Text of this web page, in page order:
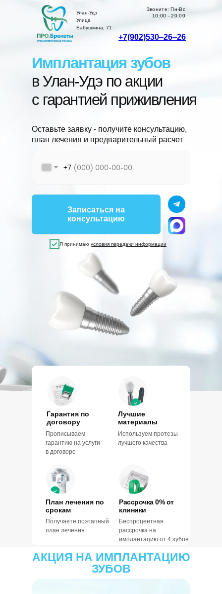
+7
Записаться на
консультацию
Оставьте заявку - получите консультацию,
план лечения и предварительный расчет
Имплантация зубов
в Улан-Удэ по акции
с гарантией приживления
Улан-Удэ
Улица
Бабушкина, 71
+7(902)530‒26‒26
Звоните: Пн-Вс
10:00 - 20:00
Рассрочка 0% от
клиники
Получаете поэтапный
план лечения
План лечения по
срокам
Лучшие
материалы
Используем протезы
лучшего качества
Я принимаю условия передачи информации
Беспроцентная
рассрочка на
имплантацию от 4 зубов
Гарантия по
договору
Прописываем
гарантию на услуги
в договоре
АКЦИЯ НА ИМПЛАНТАЦИЮ
ЗУБОВ